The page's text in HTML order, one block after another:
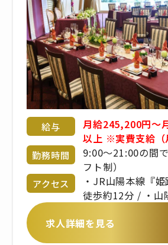
給与
月給245,200円〜
以上 ※実費支給（
円） ※食事手当、
あり ※賞与あり ※
力考慮 応相談 ※
勤務時間
9:00〜21:00の間
フト制）
アクセス
・JR山陽本線『
徒歩約12分 / ・山
駅』より北へ徒歩
求人詳細を見る